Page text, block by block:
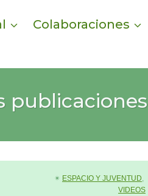
Colaboraciones
publicaciones
✴︎ ESPACIO Y JUVENTUD
VIDEOS